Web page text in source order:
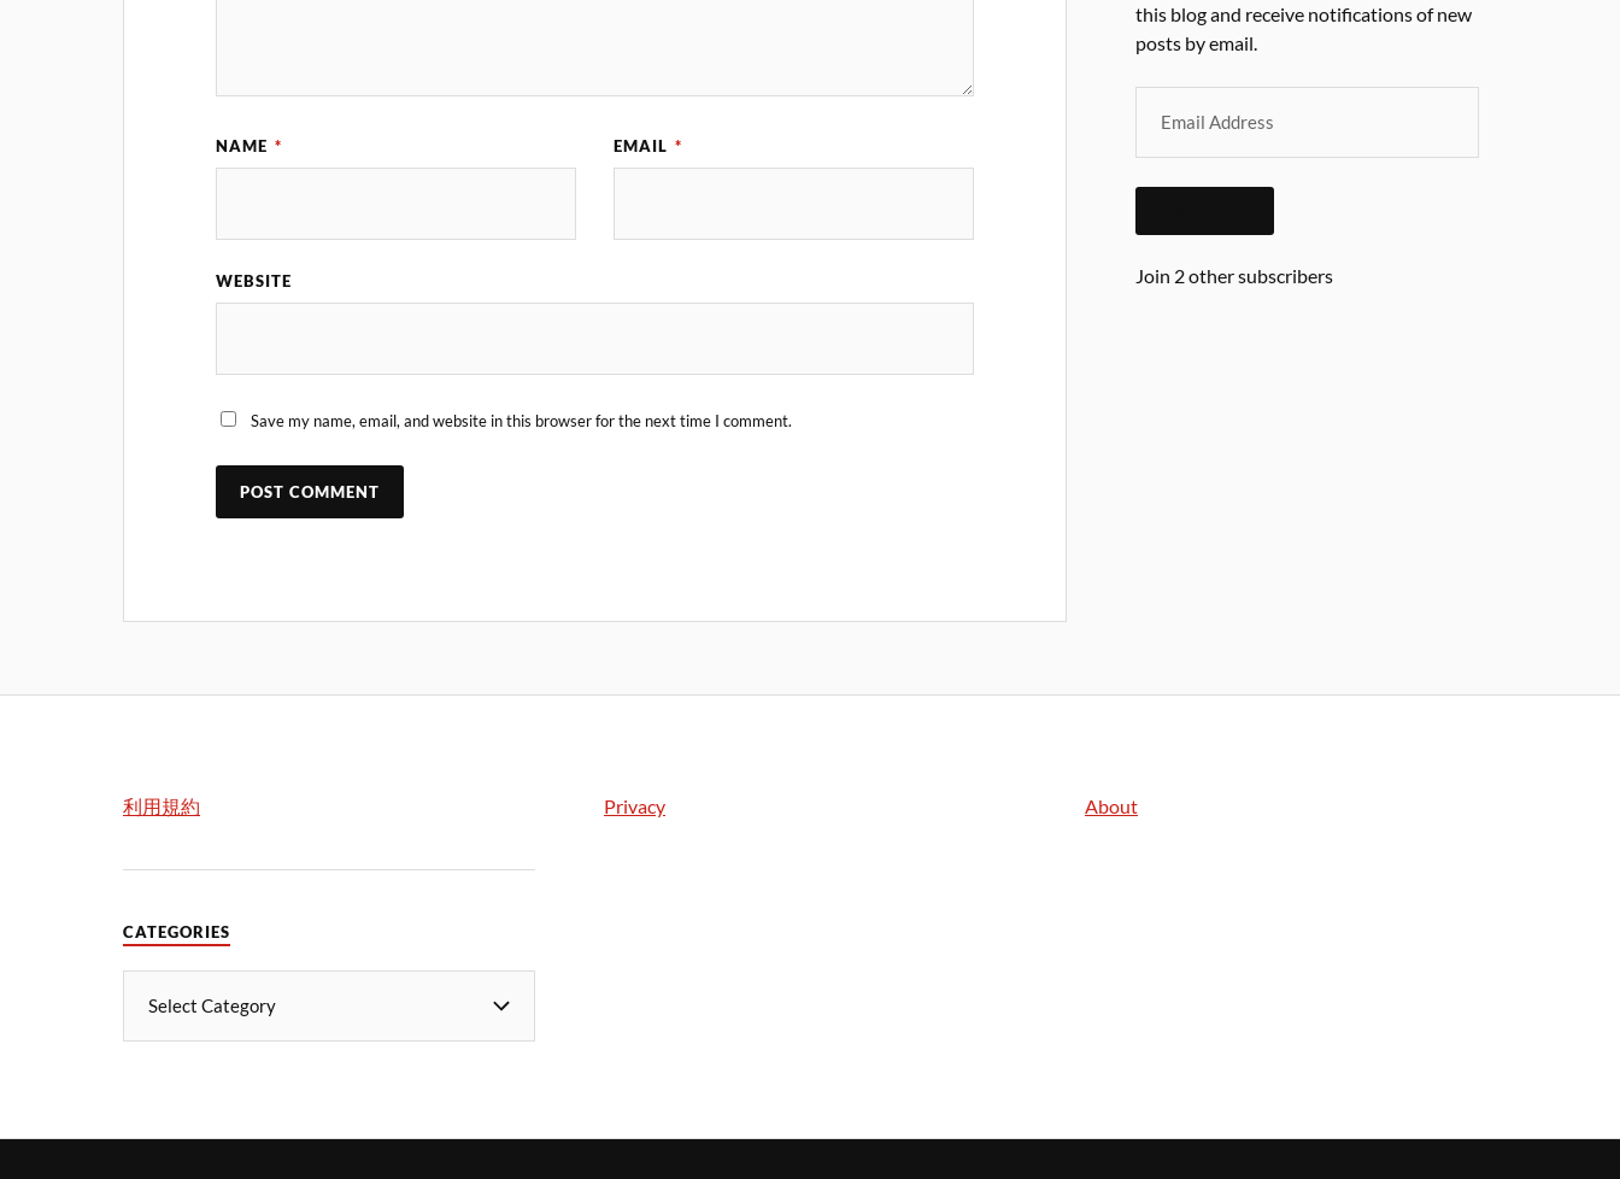
NAME * EMAIL *
WEBSITE
Save my name, email, and website in this browser for the next time I comment.
this blog and receive notifications of new
posts by email.
Join 2 other subscribers
利用規約
CATEGORIES
Privacy About